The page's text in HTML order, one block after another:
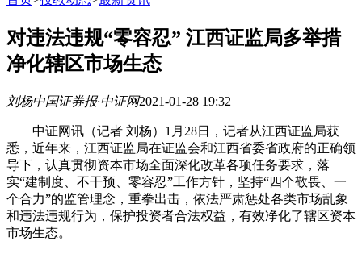
对违法违规“零容忍” 江西证监局多举措
净化辖区市场生态
刘杨中国证券报·中证网2021-01-28 19:32
中证网讯（记者 刘杨）1月28日，记者从江西证监局获
悉，近年来，江西证监局在证监会和江西省委省政府的正确领
导下，认真贯彻资本市场全面深化改革各项任务要求，落
实“建制度、不干预、零容忍”工作方针，坚持“四个敬畏、一
个合力”的监管理念，重拳出击，依法严肃惩处各类市场乱象
和违法违规行为，保护投资者合法权益，有效净化了辖区资本
市场生态。